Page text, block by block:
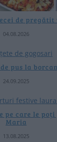
de pregătit
04.08.2026
pus la
24.09.2025
pe care le
Maria
13.08.2025